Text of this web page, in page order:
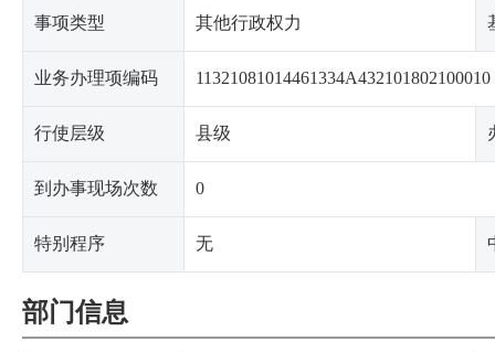
事项类型 其他行政权力
业务办理项编码 11321081014461334A432101802100010
行使层级 县级
到办事现场次数 0
特别程序 无
部门信息